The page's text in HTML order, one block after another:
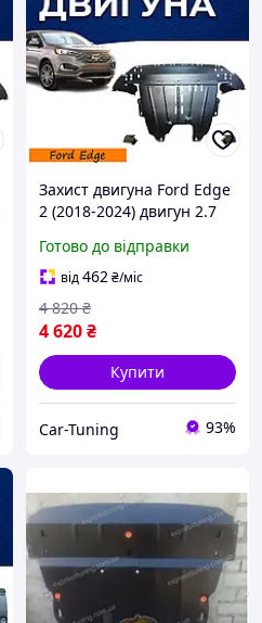
Захист двигуна Ford Edge
2 (2018-2024) двигун 2.7
Закриває Радіатор, КПП і
ДВС піддон картера.
Готово до відправки
від462₴/міс
4 620₴
4 820 ₴
Купити
Car-Tuning 93%